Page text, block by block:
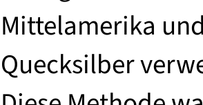
Mittelamerika
Quecksilber